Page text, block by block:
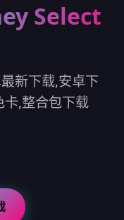
Select
新下载,安卓下
,整合包下载